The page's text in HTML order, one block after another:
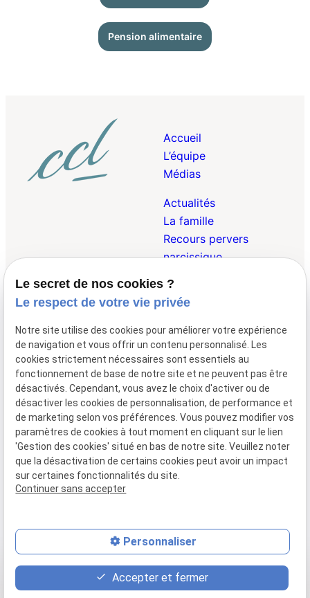
Pension alimentaire
Accueil
L’équipe
Médias
Actualités
La famille
Recours pervers
narcissique
Droit Pénal de la
Famille
Droit Internationnal et
Européen de la Famille
01 47 23 69 00
148 avenue de
Wagram75017 Paris
Lundi - Vendredi 09:00 - 19:30
Mentions
légales
Politique de
confidentialité
place
Plan d'accès
contact_page
Contact
phone
01 47 23 69 00
Le secret de nos cookies ?
Le respect de votre vie privée
Notre site utilise des cookies pour améliorer votre expérience
de navigation et vous offrir un contenu personnalisé. Les
cookies strictement nécessaires sont essentiels au
fonctionnement de base de notre site et ne peuvent pas être
désactivés. Cependant, vous avez le choix d'activer ou de
désactiver les cookies de personnalisation, de performance et
de marketing selon vos préférences. Vous pouvez modifier vos
paramètres de cookies à tout moment en cliquant sur le lien
'Gestion des cookies' situé en bas de notre site. Veuillez noter
que la désactivation de certains cookies peut avoir un impact
sur certaines fonctionnalités du site.
Continuer sans accepter
Personnaliser
Accepter et fermer